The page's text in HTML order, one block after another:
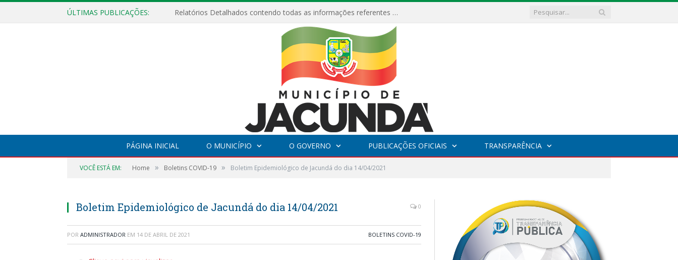
ÚLTIMAS PUBLICAÇÕES: ESF Alto Paraíso é reinaugurada e passa a funcionar em horário estendido
PÁGINA INICIAL O MUNICÍPIO O GOVERNO PUBLICAÇÕES OFICIAIS TRANSPARÊNCIA
VOCÊ ESTÁ EM: Home » Boletins COVID-19 » Boletim Epidemiológico de Jacundá do dia 14/04/2021
Boletim Epidemiológico de Jacundá do dia 14/04/2021 0
POR ADMINISTRADOR EM 14 DE ABRIL DE 2021 BOLETINS COVID-19